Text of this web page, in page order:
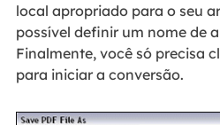
local apropriado para o seu
possível definir um nome de
Finalmente, você só precisa
para iniciar a conversão.